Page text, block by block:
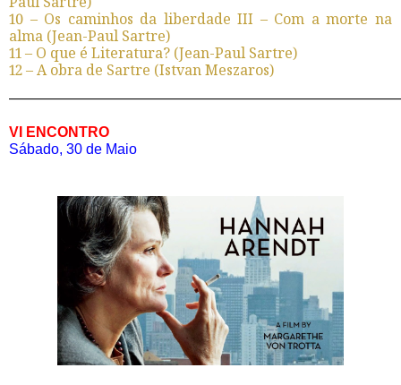
10 – Os caminhos da liberdade III – Com a morte na
alma (Jean-Paul Sartre)
11 – O que é Literatura? (Jean-Paul Sartre)
12 – A obra de Sartre (Istvan Meszaros)
VI ENCONTRO
Sábado, 30 de Maio